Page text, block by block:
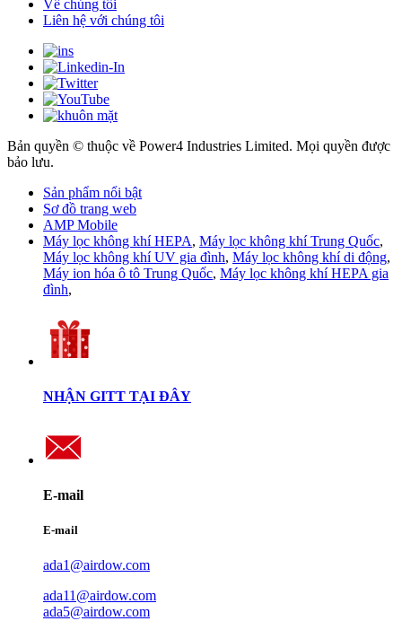
Về chúng tôi
Liên hệ với chúng tôi
Bản quyền © thuộc về Power4 Industries Limited. Mọi quyền được
bảo lưu.
Sản phẩm nổi bật
Sơ đồ trang web
AMP Mobile
Máy lọc không khí HEPA, Máy lọc không khí Trung Quốc,
Máy lọc không khí UV gia đình, Máy lọc không khí di động,
Máy ion hóa ô tô Trung Quốc, Máy lọc không khí HEPA gia
đình,
NHẬN GITT TẠI ĐÂY
E-mail
E-mail
ada1@airdow.com
ada11@airdow.com
ada5@airdow.com